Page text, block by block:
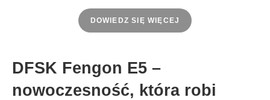
DOWIEDZ SIĘ WIĘCEJ
DFSK Fengon E5 –
nowoczesność, która robi